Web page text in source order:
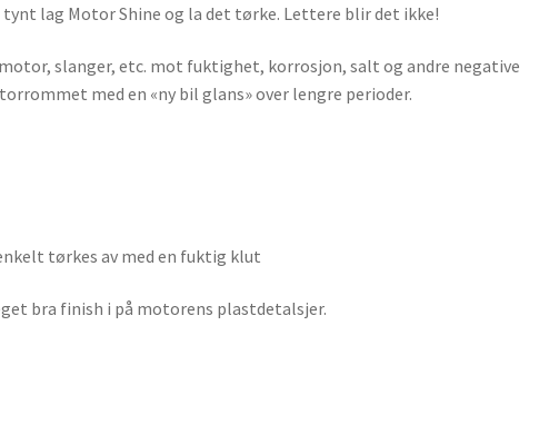
lag Motor Shine og la det tørke. Lettere blir det ikke!
slanger, etc. mot fuktighet, korrosjon, salt og andre negative
med en «ny bil glans» over lengre perioder.
tørkes av med en fuktig klut
bra finish i på motorens plastdetalsjer.